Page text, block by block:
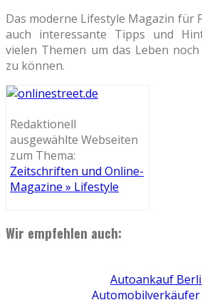
Das moderne Lifestyle Magazin für
auch interessante Tipps und
vielen Themen um das Leben
zu können.
Redaktionell
ausgewählte Webseiten
zum Thema:
Zeitschriften und Online-
Magazine » Lifestyle
Wir empfehlen auch:
Autoankauf